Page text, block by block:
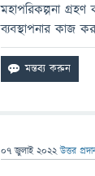
মহাপরিকল্পনা গ্রহণ
ব্যবস্থাপনার কাজ
07 জুলাই 2022 উত্তর